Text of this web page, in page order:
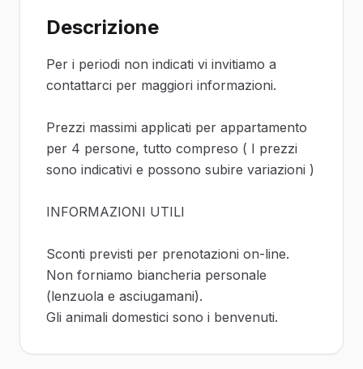
Descrizione
Per i periodi non indicati vi invitiamo a
contattarci per maggiori informazioni.
Prezzi massimi applicati per appartamento
per 4 persone, tutto compreso ( I prezzi
sono indicativi e possono subire variazioni )
INFORMAZIONI UTILI
Sconti previsti per prenotazioni on-line.
Non forniamo biancheria personale
(lenzuola e asciugamani).
Gli animali domestici sono i benvenuti.